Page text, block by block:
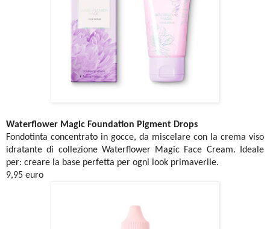
Waterflower Magic Foundation Pigment Drops
Fondotinta concentrato in gocce, da miscelare con la crema viso
idratante di collezione Waterflower Magic Face Cream. Ideale
per: creare la base perfetta per ogni look primaverile.
9,95 euro